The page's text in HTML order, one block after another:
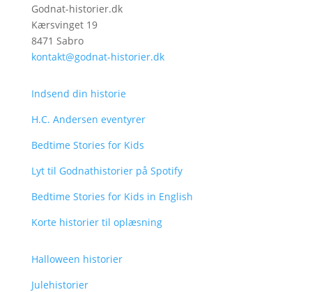
Godnat-historier.dk
Kærsvinget 19
8471 Sabro
kontakt@godnat-historier.dk
Indsend din historie
H.C. Andersen eventyrer
Bedtime Stories for Kids
Lyt til Godnathistorier på Spotify
Bedtime Stories for Kids in English
Korte historier til oplæsning
Halloween historier
Julehistorier